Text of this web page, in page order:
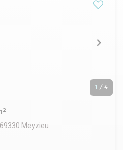
1 / 4
Meyzieu
à la vente au cœur de la